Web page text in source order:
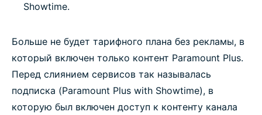
Showtime.
Больше не будет тарифного плана без рекламы, в
который включен только контент Paramount Plus.
Перед слиянием сервисов так называлась
подписка (Paramount Plus with Showtime), в
которую был включен доступ к контенту канала